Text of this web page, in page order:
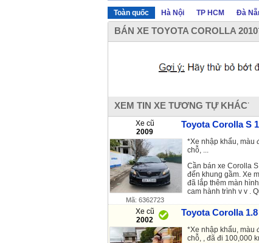
Toàn quốc Hà Nội TP HCM Đà
BÁN XE TOYOTA COROLLA 2010
XEM TIN XE TƯƠNG TỰ KHÁC
Xe cũ
2009
Toyota Corolla S
Mã: 6362723
*Xe nhập khẩu, màu
chỗ, ...
Cần bán xe Corolla
đến khung gầm. Xe
đã lắp thêm màn
cam hành trình v v .
Xe cũ
2002
Toyota Corolla 1.8
*Xe nhập khẩu, màu
chỗ, , đã đi 100,000